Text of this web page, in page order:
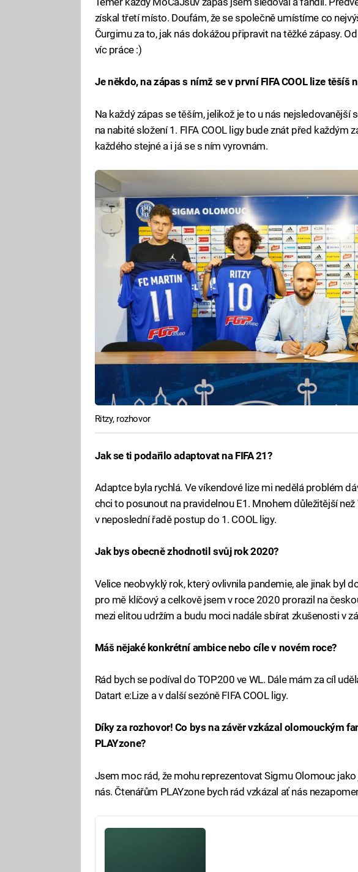
získal třetí místo. Doufám, že se společně umístíme co
Čurgimu za to, jak nás dokážou připravit na těžké zápasy.
víc práce :)
Je někdo, na zápas s nímž se v první FIFA COOL lize těšíš
Na každý zápas se těším, jelikož je to u nás nejsledovanější
na nabité složení 1. FIFA COOL ligy bude znát před každým
každého stejné a i já se s ním vyrovnám.
Ritzy, rozhovor
Jak se ti podařilo adaptovat na FIFA 21?
Adaptce byla rychlá. Ve víkendové lize mi nedělá problém
chci to posunout na pravidelnou E1. Mnohem důležitější
v neposlední řadě postup do 1. COOL ligy.
Jak bys obecně zhodnotil svůj rok 2020?
Velice neobvyklý rok, který ovlivnila pandemie, ale jinak byl
pro mě klíčový a celkově jsem v roce 2020 prorazil na
mezi elitou udržím a budu moci nadále sbírat zkušenosti v
Máš nějaké konkrétní ambice nebo cíle v novém roce?
Rád bych se podíval do TOP200 ve WL. Dále mám za cíl
Datart e:Lize a v další sezóně FIFA COOL ligy.
Díky za rozhovor! Co bys na závěr vzkázal olomouckým
PLAYzone?
Jsem moc rád, že mohu reprezentovat Sigmu Olomouc
nás. Čtenářům PLAYzone bych rád vzkázal ať nás